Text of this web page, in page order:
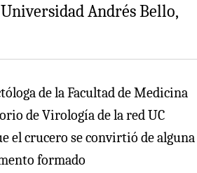
Andrés Bello,
de la Facultad de Medicina
de Virología de la red UC
el crucero se convirtió de alguna
formado